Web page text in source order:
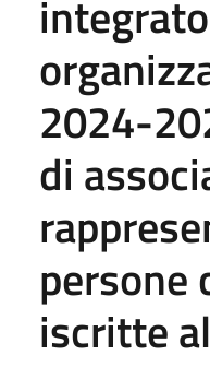
2024-
di
persone
iscritte